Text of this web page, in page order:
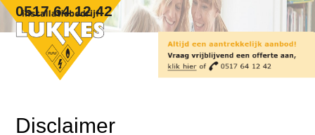
Skip
content
0517 64 12 42
Open
mobile
menu
Close
mobile
menu
Disclaimer